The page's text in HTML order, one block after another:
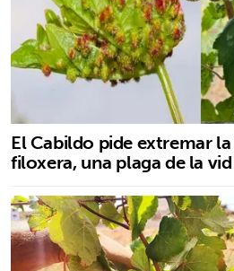
El Cabildo pide extremar
filoxera, una plaga de la vid